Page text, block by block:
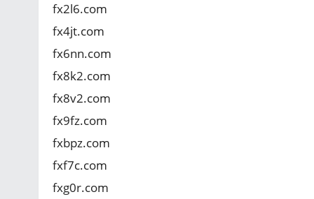
fx2l6.com
fx4jt.com
fx6nn.com
fx8k2.com
fx8v2.com
fx9fz.com
fxbpz.com
fxf7c.com
fxg0r.com